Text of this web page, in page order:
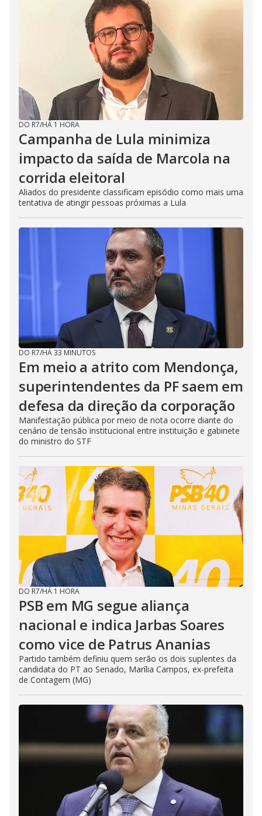
DO R7/HÁ 1 HORA
Campanha de Lula minimiza
impacto da saída de Marcola na
corrida eleitoral
Aliados do presidente classificam episódio como mais uma
tentativa de atingir pessoas próximas a Lula
DO R7/HÁ 33 MINUTOS
Em meio a atrito com Mendonça,
superintendentes da PF saem em
defesa da direção da corporação
Manifestação pública por meio de nota ocorre diante do
cenário de tensão institucional entre instituição e gabinete
do ministro do STF
DO R7/HÁ 1 HORA
PSB em MG segue aliança
nacional e indica Jarbas Soares
como vice de Patrus Ananias
Partido também definiu quem serão os dois suplentes da
candidata do PT ao Senado, Marília Campos, ex-prefeita
de Contagem (MG)